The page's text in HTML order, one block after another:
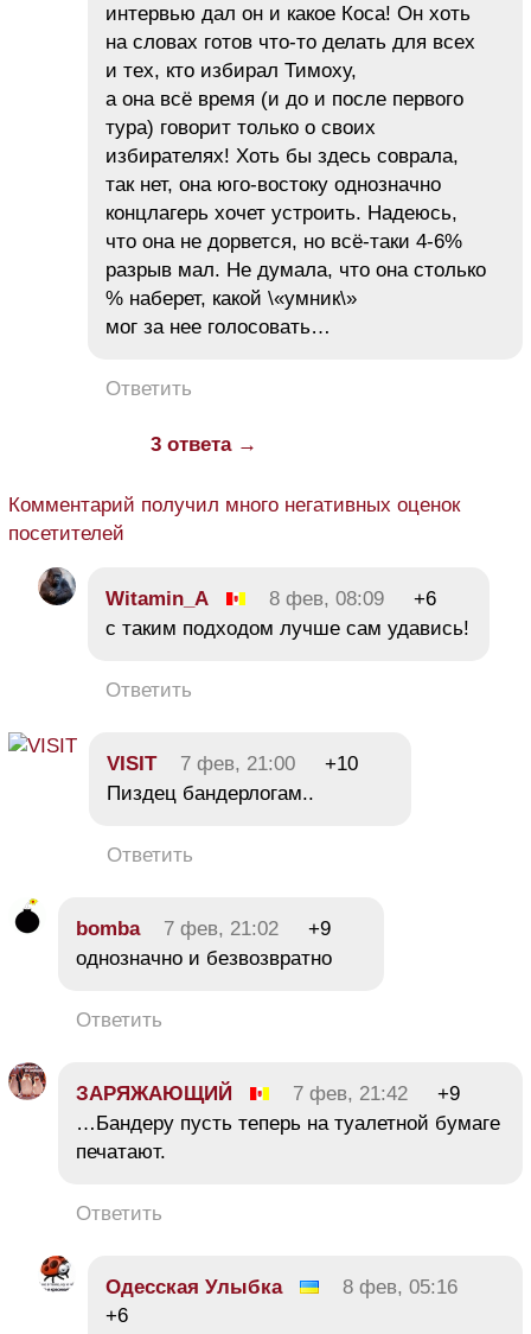
интервью дал он и какое Коса! Он хоть
на словах готов что-то делать для всех
и тех, кто избирал Тимоху,
а она всё время (и до и после первого
тура) говорит только о своих
избирателях! Хоть бы здесь соврала,
так нет, она юго-востоку однозначно
концлагерь хочет устроить. Надеюсь,
что она не дорвется, но всё-таки 4-6%
разрыв мал. Не думала, что она столько
% наберет, какой \«умник\»
мог за нее голосовать…
Ответить
3 ответа →
Комментарий получил много негативных оценок
посетителей
Witamin_A 8 фев, 08:09
+6
с таким подходом лучше сам удавись!
Ответить
VISIT 7 фев, 21:00
+10
Пиздец бандерлогам..
Ответить
bomba 7 фев, 21:02
+9
однозначно и безвозвратно
Ответить
ЗАРЯЖАЮЩИЙ 7 фев, 21:42
+9
…Бандеру пусть теперь на туалетной бумаге
печатают.
Ответить
Одесская Улыбка
8 фев, 05:16
+6